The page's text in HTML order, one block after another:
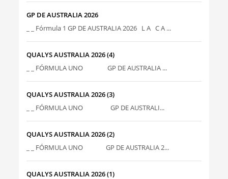
GP DE AUSTRALIA 2026
_ _ Fórmula 1 GP DE AUSTRALIA 2026 L A C A ...
QUALYS AUSTRALIA 2026 (4)
_ _ FÓRMULA UNO GP DE AUSTRALIA ...
QUALYS AUSTRALIA 2026 (3)
_ _ FÓRMULA UNO GP DE AUSTRALI...
QUALYS AUSTRALIA 2026 (2)
_ _ FÓRMULA UNO GP DE AUSTRALIA 2...
QUALYS AUSTRALIA 2026 (1)